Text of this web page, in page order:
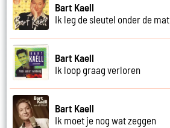
Bart Kaell
Ik leg de sleutel onder de mat
Bart Kaell
Ik loop graag verloren
Bart Kaell
Ik moet je nog wat zeggen